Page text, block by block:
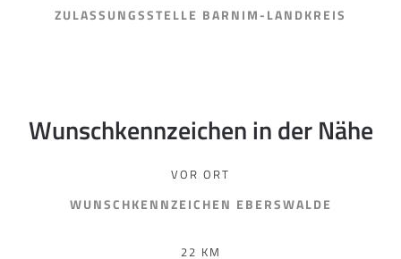
ZULASSUNGSSTELLE BARNIM-LANDKREIS
Wunschkennzeichen in der Nähe
VOR ORT
WUNSCHKENNZEICHEN EBERSWALDE
22 KM